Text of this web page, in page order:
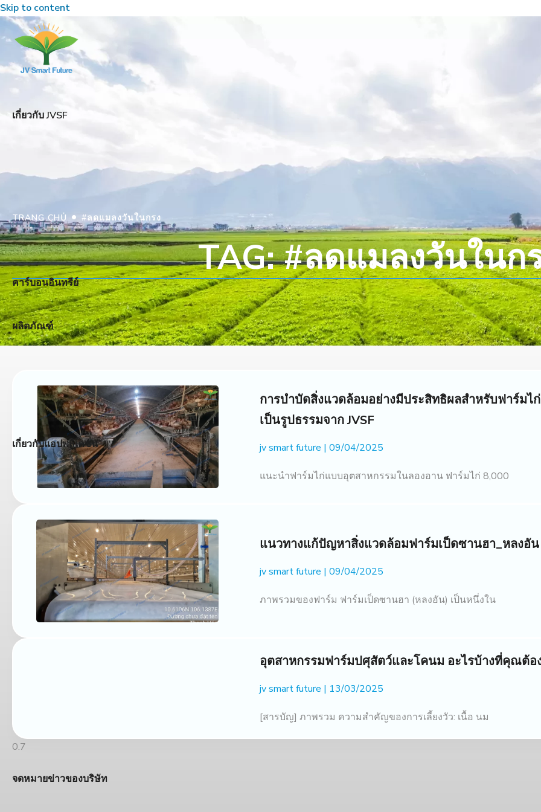
Skip to content
เกี่ยวกับ JVSF
คาร์บอนอินทรีย์
ผลิตภัณฑ์
เกี่ยวกับแอปพลิเคชั่น
จดหมายข่าวของบริษัท
TRANG CHỦ • #ลดแมลงวันในกรง
TAG: #ลดแมลงวันในก
การบำบัดสิ่งแวดล้อมอย่างมีประสิทธิผลสำหรับฟาร์ม
เป็นรูปธรรมจาก JVSF
jv smart future 09/04/2025
แนะนำฟาร์มไก่แบบอุตสาหกรรมในลองอาน ฟาร์มไก่ 8,000
แนวทางแก้ปัญหาสิ่งแวดล้อมฟาร์มเป็ดซานฮา_หลงอัน
jv smart future 09/04/2025
ภาพรวมของฟาร์ม ฟาร์มเป็ดซานฮา (หลงอัน) เป็นหนึ่งใน
อุตสาหกรรมฟาร์มปศุสัตว์และโคนม อะไรบ้างที่คุณต้อ
jv smart future 13/03/2025
[สารบัญ] ภาพรวม ความสำคัญของการเลี้ยงวัว: เนื้อ นม